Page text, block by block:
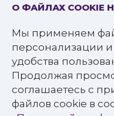
О ФАЙЛАХ COOKIE
Мы применяем
персонализации
удобства
Продолжая
соглашаетесь с
файлов cookie в
© 2016—2022
учреждение культуры
«Белгородская
библиотека для
Все права